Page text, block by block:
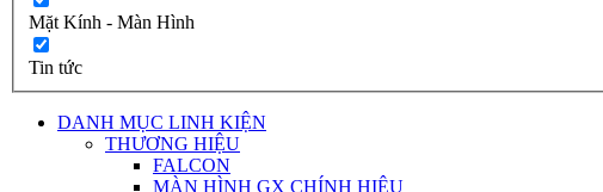
Mặt Kính - Màn Hình
Tin tức
DANH MỤC LINH KIỆN
THƯƠNG HIỆU
FALCON
MÀN HÌNH GX CHÍNH HIỆU